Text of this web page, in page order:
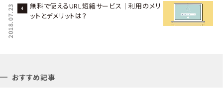
2018.07.23
無料で使えるURL短縮サービス｜利用のメリ
ットとデメリットは？
おすすめ記事